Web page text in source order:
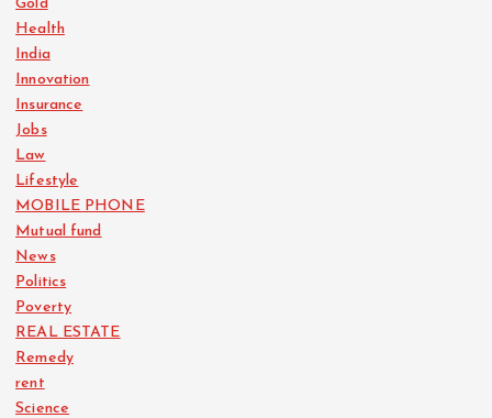
Gold
Health
India
Innovation
Insurance
Jobs
Law
Lifestyle
MOBILE PHONE
Mutual fund
News
Politics
Poverty
REAL ESTATE
Remedy
rent
Science